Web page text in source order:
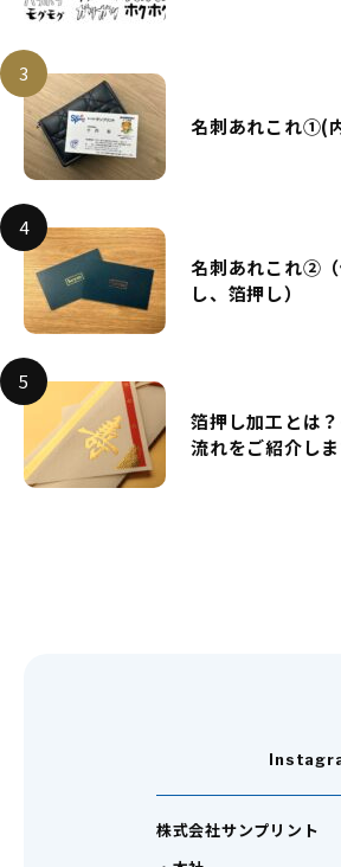
名刺あれこれ①(
名刺あれこれ②
し、箔押し）
箔押し加工とは
流れをご紹介し
株式会社サンプリント